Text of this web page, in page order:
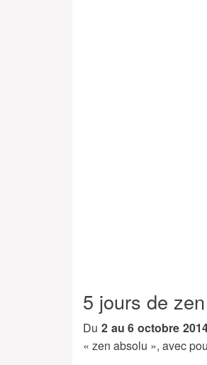
5 jours de
Du 2 au 6 octobre
« zen absolu », avec